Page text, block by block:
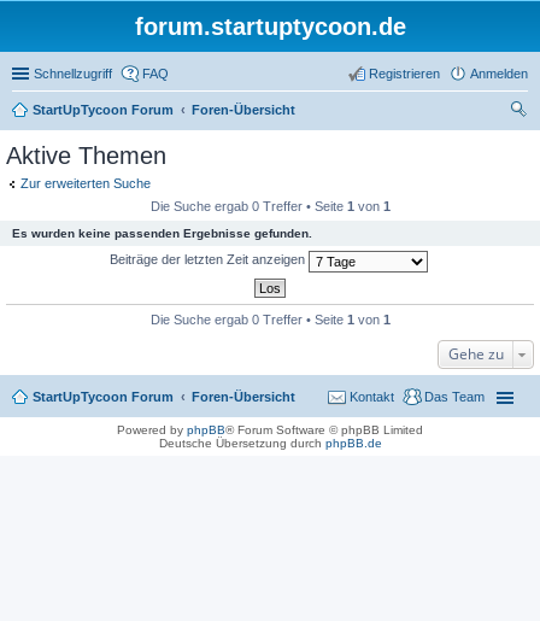
forum.startuptycoon.de
Schnellzugriff FAQ Anmelden
Registrieren
StartUpTycoon Forum
Foren-Übersicht
Aktive Themen
Zur erweiterten Suche
Die Suche ergab 0 Treffer • Seite 1 von 1
Es wurden keine passenden Ergebnisse gefunden.
Beiträge der letzten Zeit anzeigen
Die Suche ergab 0 Treffer • Seite 1 von 1
Gehe zu
StartUpTycoon Forum Foren-Übersicht Das Team
Kontakt
Powered by phpBB® Forum Software © phpBB Limited
Deutsche Übersetzung durch phpBB.de